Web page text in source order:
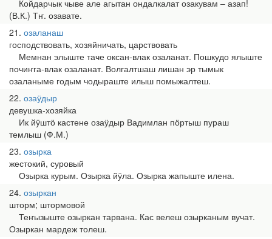
Койдарчык чыве але агытан ондалкалат озакувам ‒ азап!
(В.К.) Тҥ. озавате.
21 озаланаш
господствовать, хозяйничать, царствовать
Мемнан элыште таче оксан-влак озаланат. Пошкудо ялыште
почиҥга-влак озаланат. Волгалтшаш лишан эр тымык
озаланыме годым чодыраште илыш помыжалтеш.
22 озаӱдыр
девушка-хозяйка
Ик йӱштӧ кастене озаӱдыр Вадимлан пӧртыш пураш
темлыш (Ф.М.)
23 озырка
жестокий, суровый
Озырка курым. Озырка йӱла. Озырка жапыште илена.
24 озыркан
шторм; штормовой
Теҥызыште озыркан тарвана. Кас велеш озырканым вучат.
Озыркан мардеж толеш.